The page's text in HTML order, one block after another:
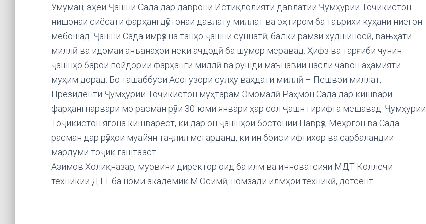
Умуман, эҳёи Ҷашни Сада дар даврони Истиқлолияти давлатии Ҷумҳурии Тоҷикистон
нишонаи сиёсати фарҳангдӯстонаи давлату миллат ва эҳтиром ба таърихи куҳани ниёгон
мебошад. Ҷашни Сада имрӯз на танҳо ҷашни суннатӣ, балки рамзи худшиносӣ, вањҳати
миллӣ ва идомаи анъанаҳои неки аҷдодӣ ба шумор меравад. Ҳифз ва тарғиби чунин
ҷашнҳо барои пойдории фарҳанги миллӣ ва рушди маънавии насли ҷавон аҳамияти
муҳим дорад. Бо ташаббуси Асогузори сулҳу ваҳдати миллӣ – Пешвои миллат,
Президенти Ҷумҳурии Тоҷикистон муҳтарам Эмомалӣ Раҳмон Сада дар кишвари
фарҳангпарвари мо расман рӯзи 30-юми январи ҳар сол ҷашн гирифта мешавад. Ҷумҳурии
Тоҷикистон ягона кишварест, ки дар он ҷашнҳои бостонии Наврӯз, Меҳргон ва Сада
расман дар рӯзҳои муайян таҷлил мегарданд, ки ин боиси ифтихор ва сарбаландии
мардуми тоҷик гаштааст.
Азимов Холиқназар, муовини директор оид ба илм ва инноватсияи МДТ Коллеҷи
техникии ДТТ ба номи академик М.Осимӣ, номзади илмҳои техникӣ, дотсент